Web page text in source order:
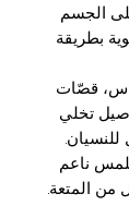
الجسم
بطريقة
قصّات
تخلي
ناعم
من المتعة.